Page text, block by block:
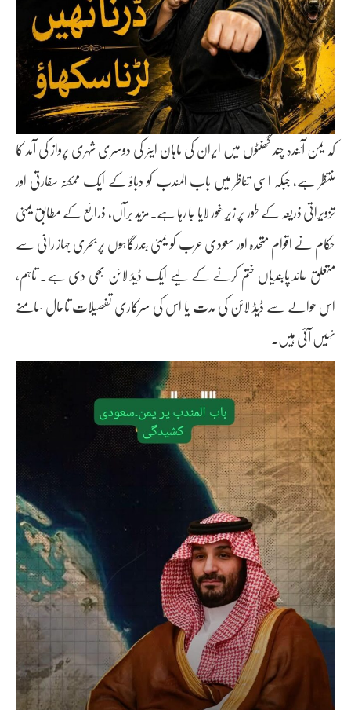
کہ یمن آئندہ چند گھنٹوں میں ایران کی ماہان ایئر کی دوسری شہری پرواز کی آمد کا
منتظر ہے، جبکہ اسی تناظر میں باب المندب کو دباؤ کے ایک ممکنہ سفارتی اور
تزویراتی ذریعہ کے طور پر زیرِ غور لایا جا رہا ہے۔مزید برآں، ذرائع کے مطابق یمنی
حکام نے اقوام متحدہ اور سعودی عرب کو یمنی بندرگاہوں پر بحری جہاز رانی سے
متعلق عائد پابندیاں ختم کرنے کے لیے ایک ڈیڈ لائن بھی دی ہے۔ تاہم،
اس حوالے سے ڈیڈ لائن کی مدت یا اس کی سرکاری تفصیلات تاحال سامنے
نہیں آئی ہیں۔